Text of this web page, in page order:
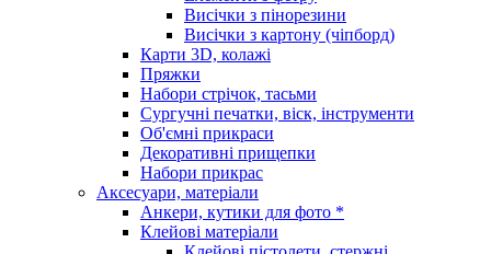
Висічки з пінорезини
Висічки з картону (чіпборд)
Карти 3D, колажі
Пряжки
Набори стрічок, тасьми
Сургучні печатки, віск, інструменти
Об'ємні прикраси
Декоративні прищепки
Набори прикрас
Аксесуари, матеріали
Анкери, кутики для фото *
Клейові матеріали